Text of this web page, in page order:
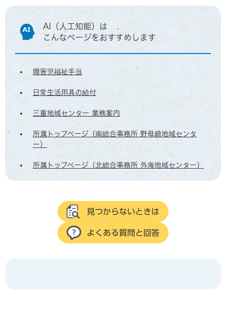
AI（人工知能）は
こんなページをおすすめします
障害児福祉手当
日常生活用具の給付
三重地域センター 業務案内
所属トップページ（南総合事務所 野母崎地域センタ
ー）
所属トップページ（北総合事務所 外海地域センター）
見つからないときは
よくある質問と回答